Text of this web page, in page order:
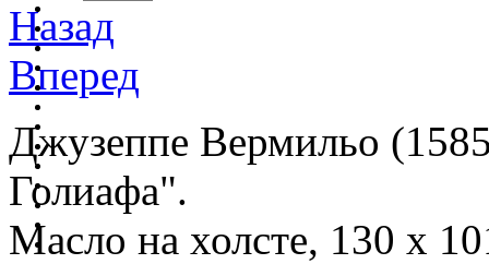
Назад
Вперед
Джузеппе Вермильо
Голиафа".
Масло на холсте, 130 x